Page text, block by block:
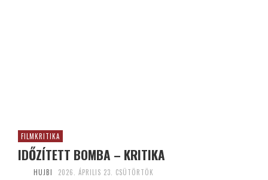
FILMKRITIKA
IDŐZÍTETT BOMBA – KRITIKA
HUJBI 2026. ÁPRILIS 23. CSÜTÖRTÖK